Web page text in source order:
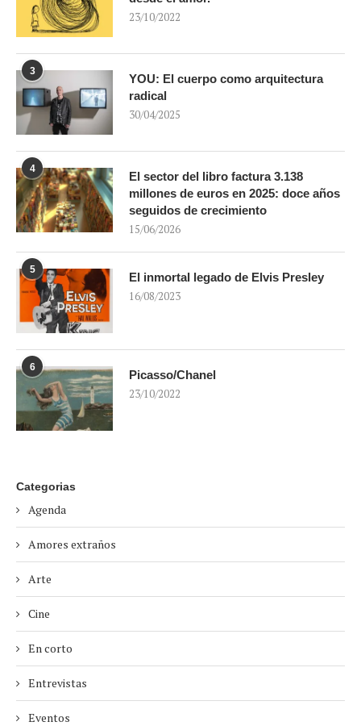
23/10/2022
3
YOU: El cuerpo como arquitectura
radical
30/04/2025
4
El sector del libro factura 3.138
millones de euros en 2025: doce años
seguidos de crecimiento
15/06/2026
5
El inmortal legado de Elvis Presley
16/08/2023
6
Picasso/Chanel
23/10/2022
Categorias
Agenda
Amores extraños
Arte
Cine
En corto
Entrevistas
Eventos